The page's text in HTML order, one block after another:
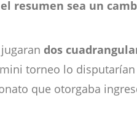
el resumen sea un
dos
torneo lo
que otorgaba